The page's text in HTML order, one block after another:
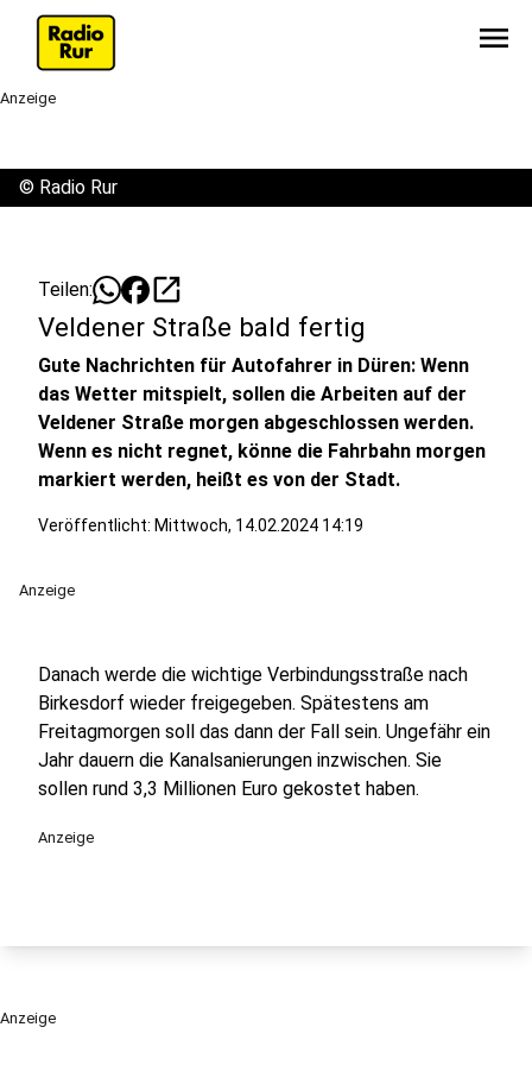
menu
Anzeige
© Radio Rur
Teilen: open_in_new
Veldener Straße bald fertig
Gute Nachrichten für Autofahrer in Düren: Wenn
das Wetter mitspielt, sollen die Arbeiten auf der
Veldener Straße morgen abgeschlossen werden.
Wenn es nicht regnet, könne die Fahrbahn morgen
markiert werden, heißt es von der Stadt.
Veröffentlicht: Mittwoch, 14.02.2024 14:19
Anzeige
Danach werde die wichtige Verbindungsstraße nach
Birkesdorf wieder freigegeben. Spätestens am
Freitagmorgen soll das dann der Fall sein. Ungefähr ein
Jahr dauern die Kanalsanierungen inzwischen. Sie
sollen rund 3,3 Millionen Euro gekostet haben.
Anzeige
Anzeige